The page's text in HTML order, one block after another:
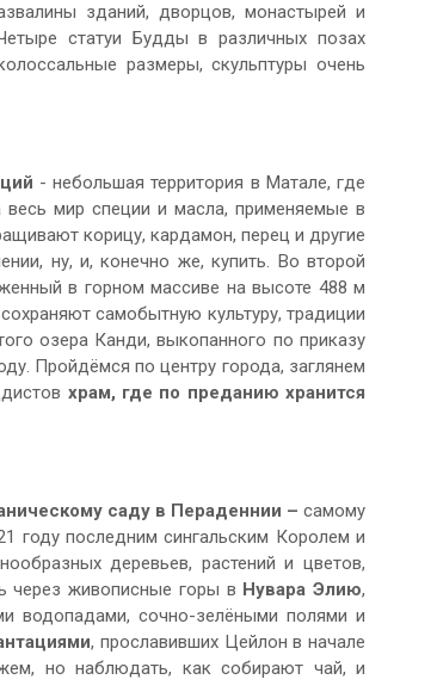
зданий, дворцов, монастырей и
статуи Будды в различных позах
размеры, скульптуры очень
- небольшая территория в Матале, где
мир специи и масла, применяемые в
корицу, кардамон, перец и другие
ну, и, конечно же, купить. Во второй
в горном массиве на высоте 488 м
самобытную культуру, традиции
озера Канди, выкопанного по приказу
Пройдёмся по центру города, заглянем
храм, где по преданию хранится
саду в Пераденнии – самому
последним сингальским Королем и
деревьев, растений и цветов,
через живописные горы в Нувара Элию,
водопадами, сочно-зелёными полями и
, прославивших Цейлон в начале
но наблюдать, как собирают чай, и